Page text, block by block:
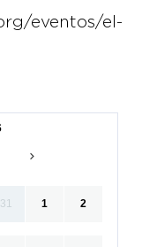
eventos/el-
31 1 2